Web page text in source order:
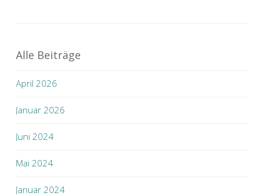
Alle Beiträge
April 2026
Januar 2026
Juni 2024
Mai 2024
Januar 2024